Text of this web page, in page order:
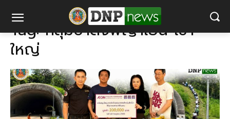
กลุ่มป่าดงพญาเย็น-เขาใหญ่
Tag:กลุ่มป่าดงพญาเย็น-เขา
ใหญ่